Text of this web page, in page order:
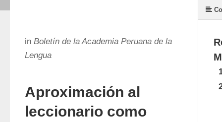
in Boletín de la Academia Peruana de la
Lengua
Aproximación al
leccionario como